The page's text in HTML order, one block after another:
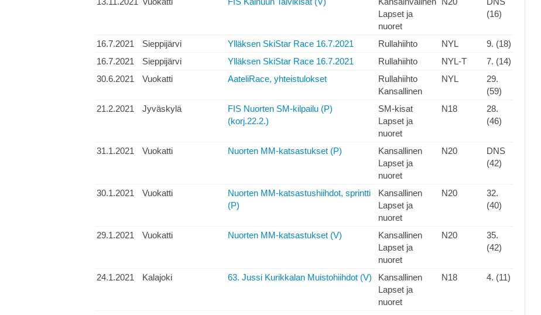
Lapset ja
nuoret
(16)
16.7.2021 Sieppijärvi Ylläksen SkiStar Race 16.7.2021 Rullahiihto NYL
9. (18)
16.7.2021
Sieppijärvi Ylläksen SkiStar Race 16.7.2021 Rullahiihto NYL-T
7. (14)
30.6.2021
Vuokatti AateliRace, yhteistulokset
Rullahiihto
Kansallinen
NYL
29.
(59)
21.2.2021
Jyväskylä
FIS Nuorten SM-kilpailu (P)
(korj.22.2.)
SM-kisat
Lapset ja
nuoret
N18
28.
(46)
31.1.2021 Vuokatti Nuorten MM-katsastukset (P)
Kansallinen
Lapset ja
nuoret
N20
DNS
(42)
30.1.2021 Vuokatti
Nuorten MM-katsastushiihdot, sprintti
(P)
Kansallinen
Lapset ja
nuoret
N20
32.
(40)
29.1.2021 Vuokatti Nuorten MM-katsastukset (V)
Kansallinen
Lapset ja
nuoret
N20
35.
(42)
24.1.2021 Kalajoki 63. Jussi Kurikkalan Muistohiihdot (V)
Kansallinen
Lapset ja
nuoret
N18 4. (11)